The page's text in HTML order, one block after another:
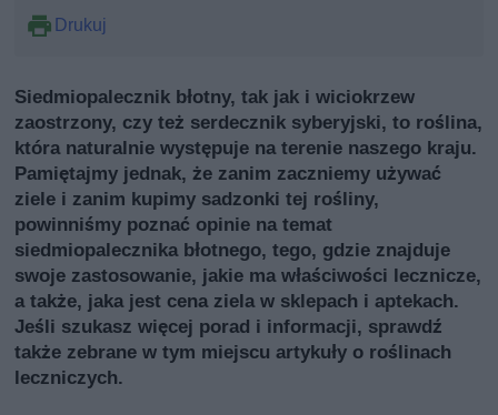
Drukuj
Siedmiopalecznik błotny, tak jak i wiciokrzew
zaostrzony, czy też serdecznik syberyjski, to roślina,
która naturalnie występuje na terenie naszego kraju.
Pamiętajmy jednak, że zanim zaczniemy używać
ziele i zanim kupimy sadzonki tej rośliny,
powinniśmy poznać opinie na temat
siedmiopalecznika błotnego, tego, gdzie znajduje
swoje zastosowanie, jakie ma właściwości lecznicze,
a także, jaka jest cena ziela w sklepach i aptekach.
Jeśli szukasz więcej porad i informacji, sprawdź
także zebrane w tym miejscu artykuły o roślinach
leczniczych.